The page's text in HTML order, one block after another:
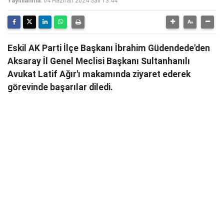
Eskil AK Parti İlçe Başkanı İbrahim Güdendede'den
Aksaray İl Genel Meclisi Başkanı Sultanhanılı
Avukat Latif Ağır'ı makamında ziyaret ederek
görevinde başarılar diledi.